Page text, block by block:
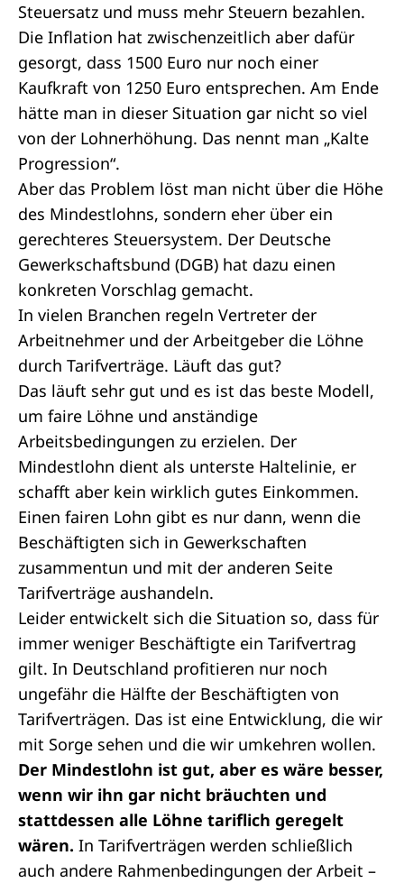
Steuersatz und muss mehr Steuern bezahlen.
Die Inflation hat zwischenzeitlich aber dafür
gesorgt, dass 1500 Euro nur noch einer
Kaufkraft von 1250 Euro entsprechen. Am Ende
hätte man in dieser Situation gar nicht so viel
von der Lohnerhöhung. Das nennt man „Kalte
Progression“.
Aber das Problem löst man nicht über die Höhe
des Mindestlohns, sondern eher über ein
gerechteres Steuersystem. Der Deutsche
Gewerkschaftsbund (DGB) hat dazu einen
konkreten Vorschlag gemacht.
In vielen Branchen regeln Vertreter der
Arbeitnehmer und der Arbeitgeber die Löhne
durch Tarifverträge. Läuft das gut?
Das läuft sehr gut und es ist das beste Modell,
um faire Löhne und anständige
Arbeitsbedingungen zu erzielen. Der
Mindestlohn dient als unterste Haltelinie, er
schafft aber kein wirklich gutes Einkommen.
Einen fairen Lohn gibt es nur dann, wenn die
Beschäftigten sich in Gewerkschaften
zusammentun und mit der anderen Seite
Tarifverträge aushandeln.
Leider entwickelt sich die Situation so, dass für
immer weniger Beschäftigte ein Tarifvertrag
gilt. In Deutschland profitieren nur noch
ungefähr die Hälfte der Beschäftigten von
Tarifverträgen. Das ist eine Entwicklung, die wir
mit Sorge sehen und die wir umkehren wollen.
Der Mindestlohn ist gut, aber es wäre besser,
wenn wir ihn gar nicht bräuchten und
stattdessen alle Löhne tariflich geregelt
wären. In Tarifverträgen werden schließlich
auch andere Rahmenbedingungen der Arbeit –